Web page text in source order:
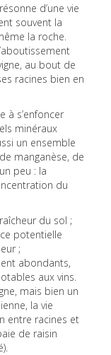
d’une vie
souvent la
la roche.
au bout de
racines bien en
à s’enfoncer
minéraux
un ensemble
manganèse, de
peu : la
du
du sol ;
potentielle
;
abondants,
aux vins.
mais bien un
la vie
entre racines et
de raisin